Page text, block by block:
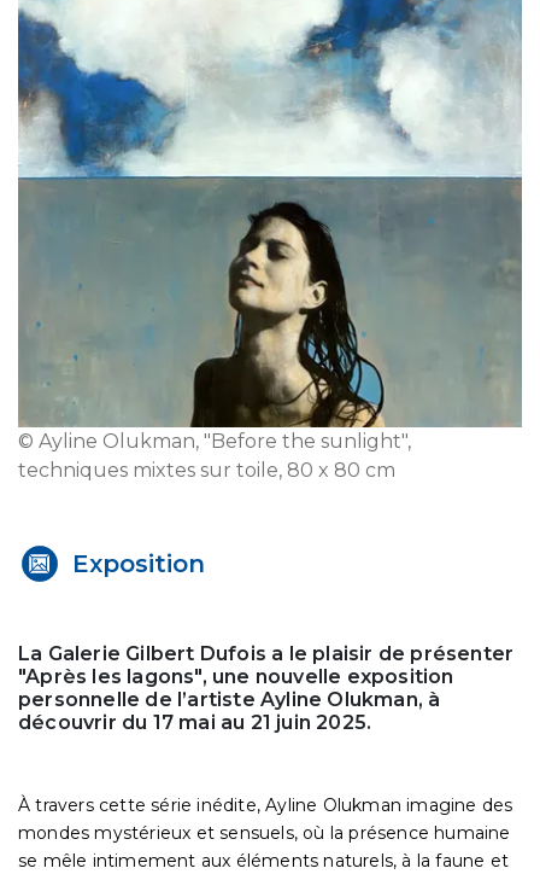
© Ayline Olukman, "Before the sunlight",
techniques mixtes sur toile, 80 x 80 cm
Exposition
La Galerie Gilbert Dufois a le plaisir de présenter
"Après les lagons", une nouvelle exposition
personnelle de l’artiste Ayline Olukman, à
découvrir du 17 mai au 21 juin 2025.
À travers cette série inédite, Ayline Olukman imagine des
mondes mystérieux et sensuels, où la présence humaine
se mêle intimement aux éléments naturels, à la faune et